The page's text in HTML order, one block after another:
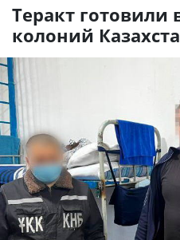
Теракт готовили
колоний